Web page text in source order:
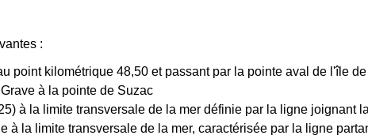
:
point kilométrique 48,50 et passant par la pointe aval de l'île
à la pointe de Suzac
à la limite transversale de la mer définie par la ligne joignant
à la limite transversale de la mer, caractérisée par la ligne